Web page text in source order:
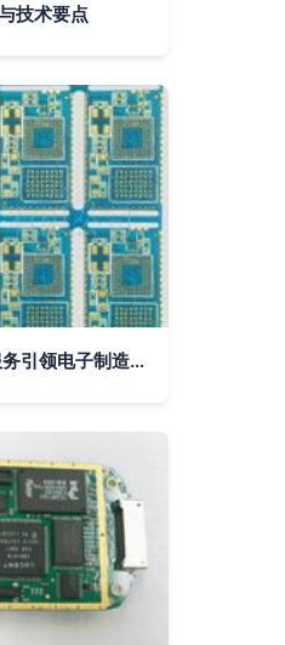
技术要点
华强电子网PCB电路板 一站式服务引领电子制造业新标杆